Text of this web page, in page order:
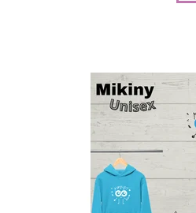
Klasická mikina s kapucí a přední
bočními švy. Od našeho ScioŠkolího
Vyrobíme
342/SCI